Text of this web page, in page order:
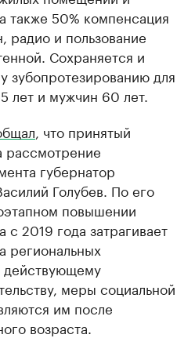
также 50% компенсация
радио и пользование
Сохраняется и
зубопротезированию для
лет и мужчин 60 лет.
, что принятый
рассмотрение
губернатор
Голубев. По его
повышении
с 2019 года затрагивает
региональных
действующему
меры социальной
им после
возраста.